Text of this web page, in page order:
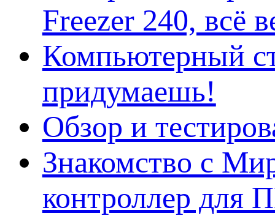
Freezer 240, всё
Компьютерный
придумаешь!
Обзор и
Знакомство с
контроллер для